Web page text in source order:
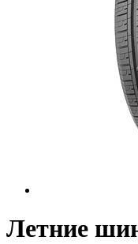
Летние